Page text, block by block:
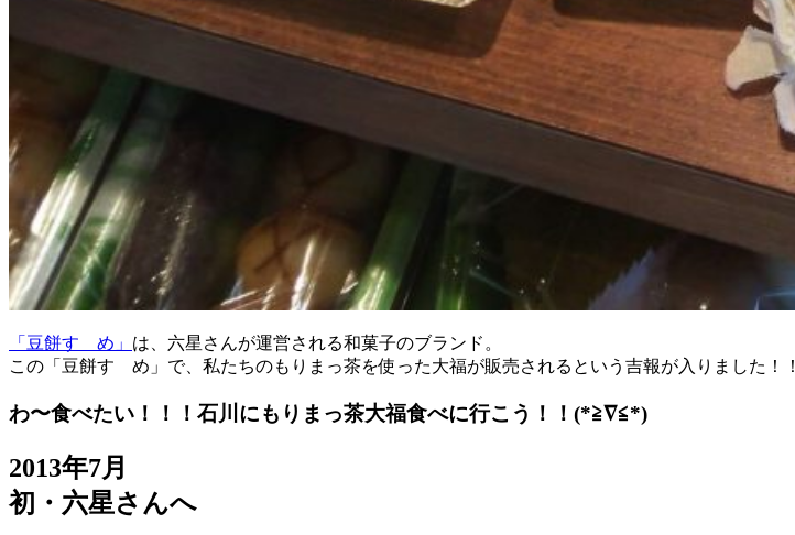
「豆餅すゞめ」 は、六星さんが運営される和菓子のブランド。
この「豆餅すゞめ」で、私たちのもりまっ茶を使った大福が販売されるという吉報が入りました！！
わ〜食べたい！！！石川にもりまっ茶大福食べに行こう！！(*≧∇≦*)
2013年7月
初・六星さんへ